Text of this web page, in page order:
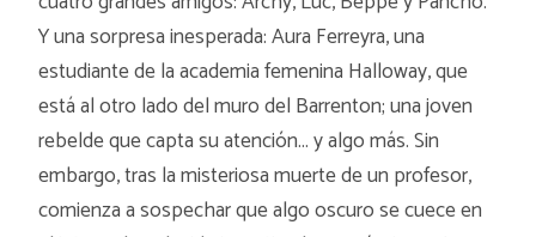
Y una sorpresa inesperada: Aura Ferreyra, una
estudiante de la academia femenina Halloway, que
está al otro lado del muro del Barrenton; una joven
rebelde que capta su atención... y algo más. Sin
embargo, tras la misteriosa muerte de un profesor,
comienza a sospechar que algo oscuro se cuece en